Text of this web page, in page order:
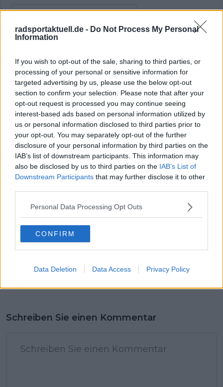
radsportaktuell.de - Do Not Process My Personal
Information
If you wish to opt-out of the sale, sharing to third parties, or
processing of your personal or sensitive information for
targeted advertising by us, please use the below opt-out
section to confirm your selection. Please note that after your
opt-out request is processed you may continue seeing
interest-based ads based on personal information utilized by
us or personal information disclosed to third parties prior to
your opt-out. You may separately opt-out of the further
disclosure of your personal information by third parties on the
IAB’s list of downstream participants. This information may
also be disclosed by us to third parties on the IAB’s List of
Downstream Participants that may further disclose it to other
Personal Data Processing Opt Outs
CONFIRM
Data Deletion Data Access Privacy Policy
Beiträge des Autors ansehen
Klatscht 0
Besucher 0
Vorheriger Artikel
Dorian Godon krönt
sich nach
emotionalem Sieg
zum französischen
Meister: "Ich wurde
vom Publikum
getragen"
Nächster Artikel
"Menschenleben
stehen auf dem Spiel“
– Fahrer bei
italienischer
Meisterschaft von
Jury-Fahrzeug
angefahren
Schreiben Sie einen Kommentar